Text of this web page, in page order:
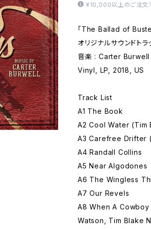
¥10,000以上のご注文
「The Ballad of
オリジナルサウンドトラ
音楽 : Carter Burwell
Vinyl, LP, 2018, US
Track List
A1 The Book
A2 Cool Water (Tim
A3 Carefree Drifter
A4 Randall Collins
A5 Near Algodones
A6 The Wingless
A7 Our Revels
A8 When A
Watson, Tim Blake